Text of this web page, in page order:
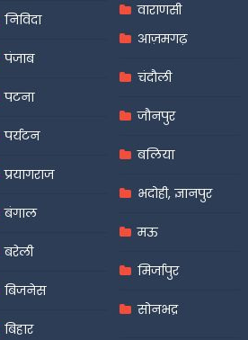
निविदा
पंजाब
पटना
पर्यटन
प्रयागराज
बंगाल
बरेली
बिजनेस
बिहार
वाराणसी
आज़मगढ़
चंदौली
जौनपुर
बलिया
भदोही, ज्ञानपुर
मऊ
मिर्जापुर
सोनभद्र